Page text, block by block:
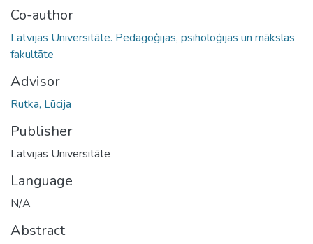
Co-author
Latvijas Universitāte. Pedagoģijas, psiholoģijas un mākslas
fakultāte
Advisor
Rutka, Lūcija
Publisher
Latvijas Universitāte
Language
N/A
Abstract